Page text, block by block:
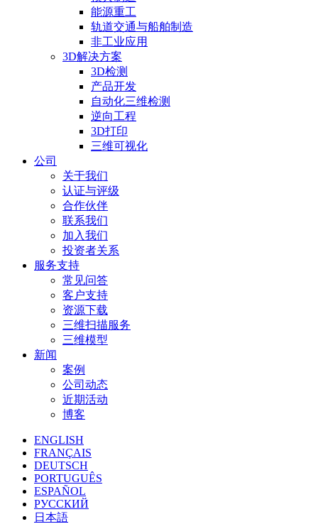
能源重工
轨道交通与船舶制造
非工业应用
3D解决方案
3D检测
产品开发
自动化三维检测
逆向工程
3D打印
三维可视化
公司
关于我们
认证与评级
合作伙伴
联系我们
加入我们
投资者关系
服务支持
常见问答
客户支持
资源下载
三维扫描服务
三维模型
新闻
案例
公司动态
近期活动
博客
ENGLISH
FRANÇAIS
DEUTSCH
PORTUGUÊS
ESPAÑOL
РУССКИЙ
日本語